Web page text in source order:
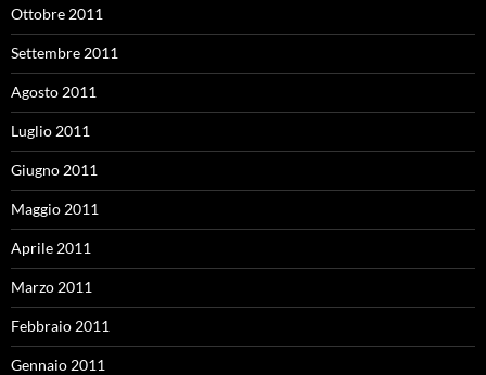
Ottobre 2011
Settembre 2011
Agosto 2011
Luglio 2011
Giugno 2011
Maggio 2011
Aprile 2011
Marzo 2011
Febbraio 2011
Gennaio 2011